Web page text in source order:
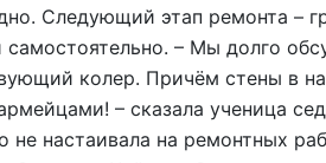
Следующий этап ремонта –
самостоятельно. – Мы долго
колер. Причём стены в
– сказала ученица
не настаивала на ремонтных